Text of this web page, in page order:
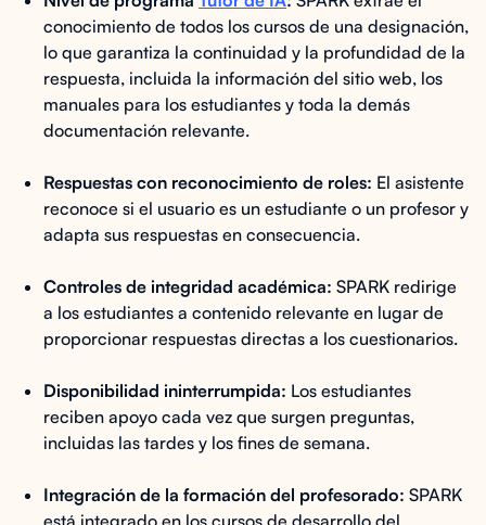
conocimiento de todos los cursos de una designación,
lo que garantiza la continuidad y la profundidad de la
respuesta, incluida la información del sitio web, los
manuales para los estudiantes y toda la demás
documentación relevante.
Respuestas con reconocimiento de roles: El asistente
reconoce si el usuario es un estudiante o un profesor y
adapta sus respuestas en consecuencia.
Controles de integridad académica: SPARK redirige
a los estudiantes a contenido relevante en lugar de
proporcionar respuestas directas a los cuestionarios.
Disponibilidad ininterrumpida: Los estudiantes
reciben apoyo cada vez que surgen preguntas,
incluidas las tardes y los fines de semana.
Integración de la formación del profesorado: SPARK
está integrado en los cursos de desarrollo del